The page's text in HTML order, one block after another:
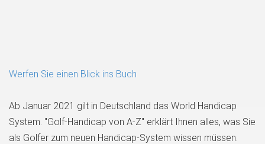
Werfen Sie einen Blick ins Buch
Ab Januar 2021 gilt in Deutschland das World Handicap
System. "Golf-Handicap von A-Z" erklärt Ihnen alles, was Sie
als Golfer zum neuen Handicap-System wissen müssen.